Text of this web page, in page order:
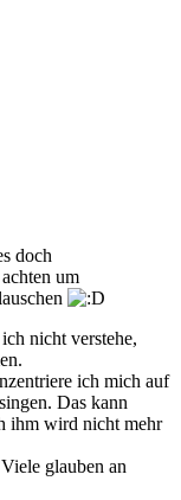
doch
um
nicht verstehe,
ich mich auf
Das kann
ihm wird nicht mehr
glauben an